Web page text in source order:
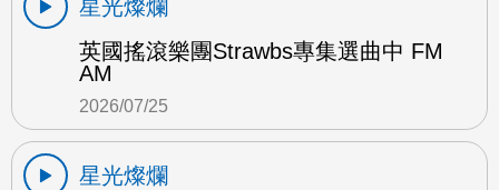
星光燦爛
英國搖滾樂團Strawbs專集選曲中 FM
AM
2026/07/25
星光燦爛